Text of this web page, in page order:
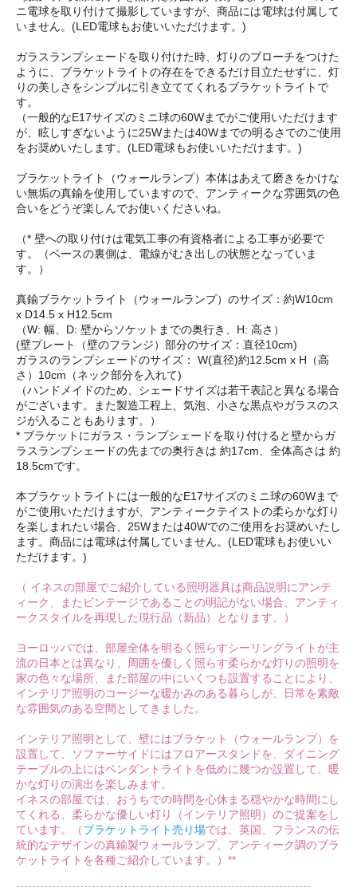
ニ電球を取り付けて撮影していますが、商品には電球は付属して
いません。(LED電球もお使いいただけます。)
ガラスランプシェードを取り付けた時、灯りのブローチをつけた
ように、ブラケットライトの存在をできるだけ目立たせずに、灯
りの美しさをシンプルに引き立ててくれるブラケットライトで
す。
（一般的なE17サイズのミニ球の60Wまでがご使用いただけます
が、眩しすぎないように25Wまたは40Wまでの明るさでのご使用
をお奨めいたします。(LED電球もお使いいただけます。)
ブラケットライト（ウォールランプ）本体はあえて磨きをかけな
い無垢の真鍮を使用していますので、アンティークな雰囲気の色
合いをどうぞ楽しんでお使いくださいね。
（* 壁への取り付けは電気工事の有資格者による工事が必要で
す。（ベースの裏側は、電線がむき出しの状態となっていま
す。）
真鍮ブラケットライト（ウォールランプ）のサイズ：約W10cm
x D14.5 x H12.5cm
（W: 幅、D: 壁からソケットまでの奥行き、H: 高さ）
(壁プレート（壁のフランジ）部分のサイズ：直径10cm)
ガラスのランプシェードのサイズ： W(直径)約12.5cm x H（高
さ）10cm（ネック部分を入れて)
（ハンドメイドのため、シェードサイズは若干表記と異なる場合
がございます。また製造工程上、気泡、小さな黒点やガラスのス
ジが入ることもあります。）
* ブラケットにガラス・ランプシェードを取り付けると壁からガ
ラスランプシェードの先までの奥行きは 約17cm、全体高さは 約
18.5cmです。
本ブラケットライトには一般的なE17サイズのミニ球の60Wまで
がご使用いただけますが、アンティークテイストの柔らかな灯り
を楽しまれたい場合、25Wまたは40Wでのご使用をお奨めいたし
ます。商品には電球は付属していません。(LED電球もお使いい
ただけます。)
（ イネスの部屋でご紹介している照明器具は商品説明にアンテ
ィーク、またビンテージであることの明記がない場合、アンティ
ークスタイルを再現した現行品（新品）となります。）
ヨーロッパでは、部屋全体を明るく照らすシーリングライトが主
流の日本とは異なり、周囲を優しく照らす柔らかな灯りの照明を
家の色々な場所、また部屋の中にいくつも設置することにより、
インテリア照明のコージーな暖かみのある暮らしが、日常を素敵
な雰囲気のある空間としてきました。
インテリア照明として、壁にはブラケット（ウォールランプ）を
設置して、ソファーサイドにはフロアースタンドを、ダイニング
テーブルの上にはペンダントライトを低めに幾つか設置して、暖
かな灯りの演出を楽しみます。
イネスの部屋では、おうちでの時間を心休まる穏やかな時間にし
てくれる、柔らかな優しい灯り（インテリア照明）のご提案をし
ています。（ブラケットライト売り場では、英国、フランスの伝
統的なデザインの真鍮製ウォールランプ、アンティーク調のブラ
ケットライトを各種ご紹介しています。）**